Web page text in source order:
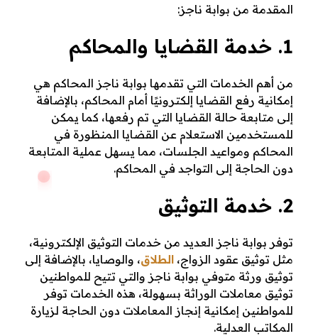
المقدمة من بوابة ناجز:
1. خدمة القضايا والمحاكم
من أهم الخدمات التي تقدمها بوابة ناجز المحاكم هي
إمكانية رفع القضايا إلكترونيًا أمام المحاكم، بالإضافة
إلى متابعة حالة القضايا التي تم رفعها، كما يمكن
للمستخدمين الاستعلام عن القضايا المنظورة في
المحاكم ومواعيد الجلسات، مما يسهل عملية المتابعة
دون الحاجة إلى التواجد في المحاكم.
2. خدمة التوثيق
توفر بوابة ناجز العديد من خدمات التوثيق الإلكترونية،
مثل توثيق عقود الزواج، الطلاق، والوصايا، بالإضافة إلى
توثيق ورثة متوفي بوابة ناجز والتي تتيح للمواطنين
توثيق معاملات الوراثة بسهولة، هذه الخدمات توفر
للمواطنين إمكانية إنجاز المعاملات دون الحاجة لزيارة
المكاتب العدلية.